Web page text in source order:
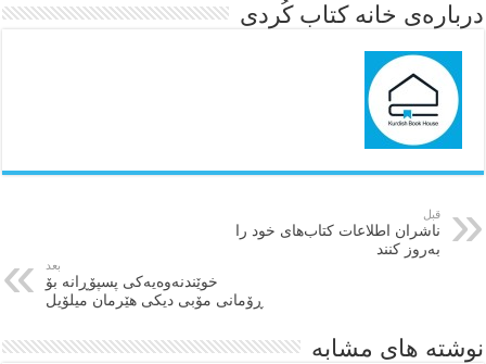
درباره‌ی خانه کتاب کُردی
قبل
ناشران اطلاعات کتاب‌های خود را
به‌روز کنند
بعد
خوێندنەوەیەکی پسپۆڕانە بۆ
ڕۆمانی مۆبی دیکی هێرمان میلۆیل
نوشته های مشابه